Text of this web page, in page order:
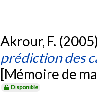
Akrour, F.
prédiction des
[Mémoire de
Disponible